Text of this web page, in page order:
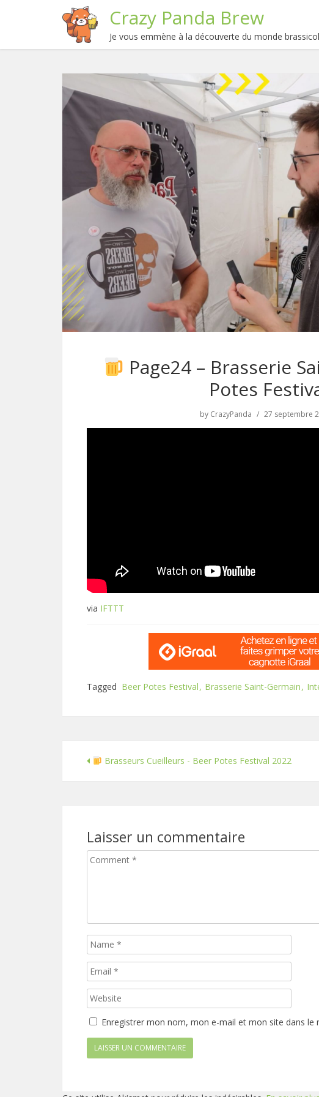
Crazy Panda Brew
Je vous emmène à la découverte du monde
Page24 – Brasserie
Potes
by CrazyPanda 27 septembre
via IFTTT
Tagged Beer Potes Festival Brasserie Saint-Germain
Brasseurs Cueilleurs - Beer Potes Festival 2022
Laisser un commentaire
Enregistrer mon nom, mon e-mail et mon site dans